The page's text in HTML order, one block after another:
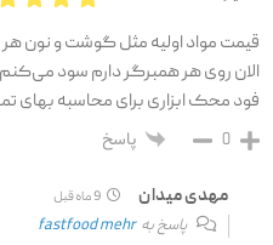
قیمت مواد اولیه مثل گوشت و نون
الان روی هر همبرگر دارم سود می‌کنم
فود محک ابزاری برای محاسبه بهای
0 پاسخ
مهدی میدان
پاسخ بهfastfood mehr